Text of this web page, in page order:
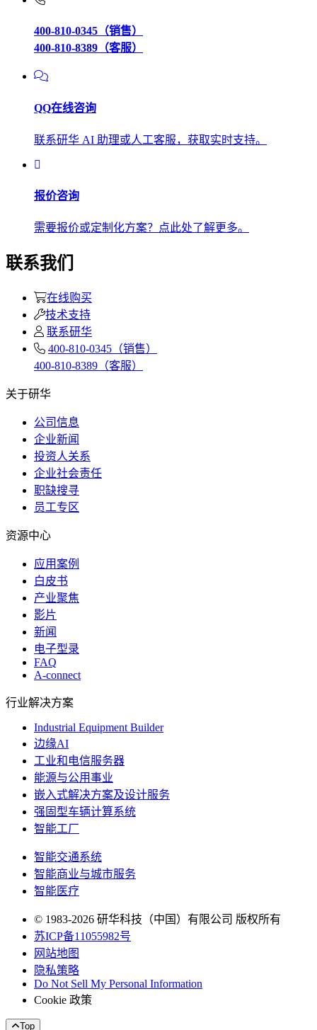
400-810-0345（销售）
400-810-8389（客服）
QQ在线咨询
联系研华 AI 助理或人工客服，获取实时支持。
报价咨询
需要报价或定制化方案？点此处了解更多。
联系我们
在线购买
技术支持
联系研华
400-810-0345（销售）
400-810-8389（客服）
关于研华
公司信息
企业新闻
投资人关系
企业社会责任
职缺搜寻
员工专区
资源中心
应用案例
白皮书
产业聚焦
影片
新闻
电子型录
FAQ
A-connect
行业解决方案
Industrial Equipment Builder
边缘AI
工业和电信服务器
能源与公用事业
嵌入式解决方案及设计服务
强固型车辆计算系统
智能工厂
智能交通系统
智能商业与城市服务
智能医疗
© 1983-2026 研华科技（中国）有限公司 版权所有
苏ICP备11055982号
网站地图
隐私策略
Do Not Sell My Personal Information
Cookie 政策
Top